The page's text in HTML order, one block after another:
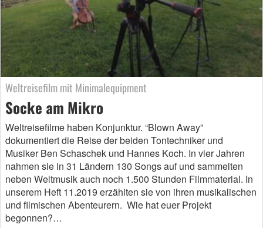
Weltreisefilm mit Minimalequipment
Socke am Mikro
Weltreisefilme haben Konjunktur. “Blown Away”
dokumentiert die Reise der beiden Tontechniker und
Musiker Ben Schaschek und Hannes Koch. In vier Jahren
nahmen sie in 31 Ländern 130 Songs auf und sammelten
neben Weltmusik auch noch 1.500 Stunden Filmmaterial. In
unserem Heft 11.2019 erzählten sie von ihren musikalischen
und filmischen Abenteurern. Wie hat euer Projekt
begonnen?…